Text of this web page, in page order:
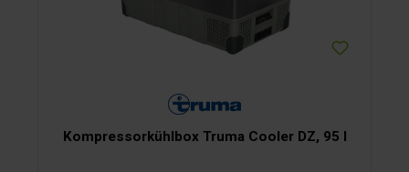
Kompressorkühlbox Truma Cooler DZ, 95 l